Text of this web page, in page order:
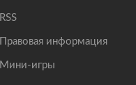
RSS
Правовая информация
Мини-игры